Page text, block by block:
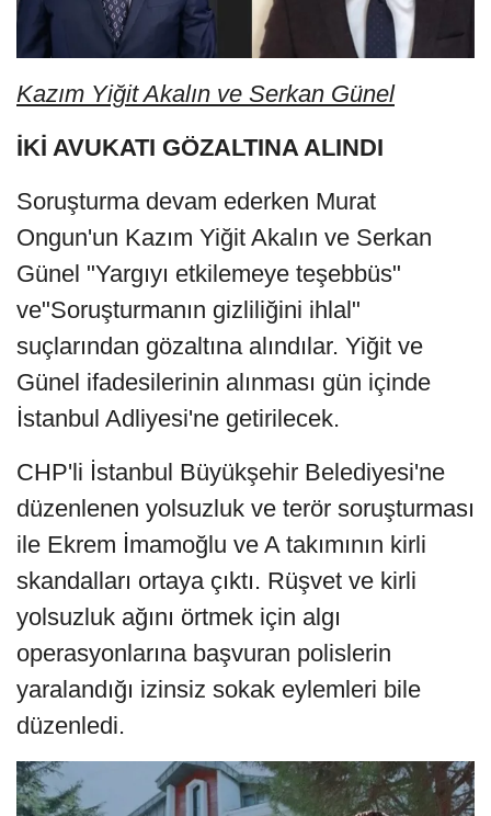
Kazım Yiğit Akalın ve Serkan Günel
İKİ AVUKATI GÖZALTINA ALINDI
Soruşturma devam ederken Murat
Ongun'un Kazım Yiğit Akalın ve Serkan
Günel "Yargıyı etkilemeye teşebbüs"
ve"Soruşturmanın gizliliğini ihlal"
suçlarından gözaltına alındılar. Yiğit ve
Günel ifadesilerinin alınması gün içinde
İstanbul Adliyesi'ne getirilecek.
CHP'li İstanbul Büyükşehir Belediyesi'ne
düzenlenen yolsuzluk ve terör soruşturması
ile Ekrem İmamoğlu ve A takımının kirli
skandalları ortaya çıktı. Rüşvet ve kirli
yolsuzluk ağını örtmek için algı
operasyonlarına başvuran polislerin
yaralandığı izinsiz sokak eylemleri bile
düzenledi.